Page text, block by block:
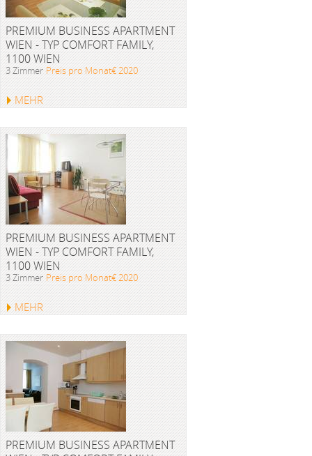
PREMIUM BUSINESS APARTMENT
WIEN - TYP COMFORT FAMILY,
1100 WIEN
3 Zimmer Preis pro Monat€ 2020
MEHR
PREMIUM BUSINESS APARTMENT
WIEN - TYP COMFORT FAMILY,
1100 WIEN
3 Zimmer Preis pro Monat€ 2020
MEHR
PREMIUM BUSINESS APARTMENT